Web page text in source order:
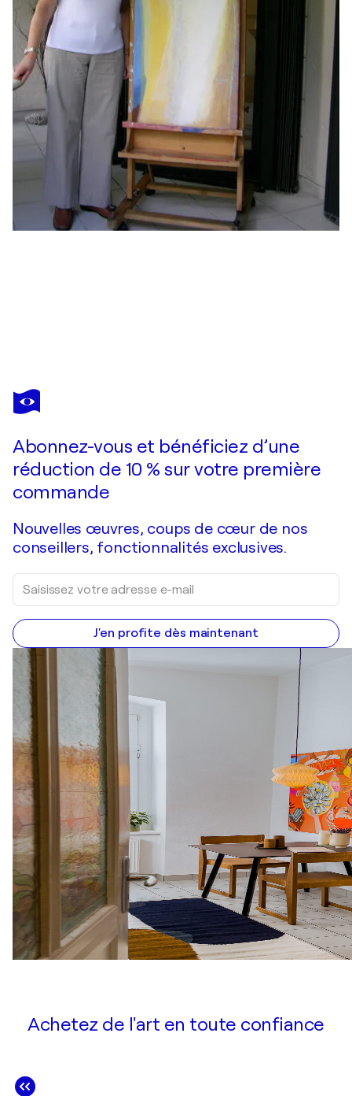
VICTORIA QUIJANO
Palmatum 4
Abonnez-vous et bénéficiez d’une
réduction de 10 % sur votre première
commande
Nouvelles œuvres, coups de cœur de nos
conseillers, fonctionnalités exclusives.
J'en profite dès maintenant
Achetez de l'art en toute confiance